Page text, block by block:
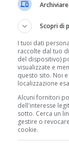
Scopri di
I tuoi dati
raccolte dal tuo
del dispositivo)
visualizzate e
questo sito. Noi
localizzazione
Alcuni fornitori
dell'interesse
sotto. Cerca un
gestire o
cookie.